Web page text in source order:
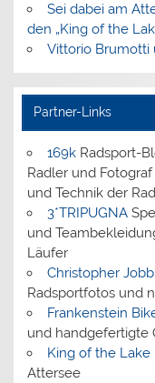
Sei dabei am
den „King of the
Vittorio Brumotti
Partner-Links
169kRadsport-
Radler und
und Technik der
3*TRIPUGNA
und
Läufer
Christopher
Radsportfotos und
Frankenstein
und handgefertigte
King of the Lake
Attersee